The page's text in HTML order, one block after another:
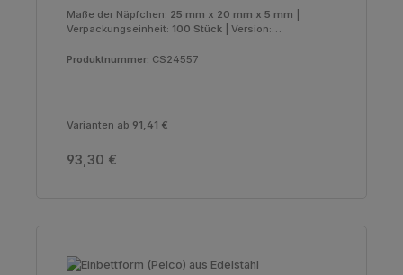
Maße der Näpfchen: 25 mm x 20 mm x 5 mm
Verpackungseinheit: 100 Stück
Version:
Produktnummer: CS24557
Varianten ab 91,41 €
Regulärer Preis:
93,30 €